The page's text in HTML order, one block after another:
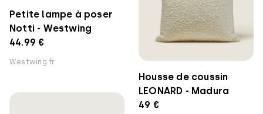
Petite lampe à poser
Notti - Westwing
44.99 €
Westwing.fr
Housse de coussin
LEONARD - Madura
49 €